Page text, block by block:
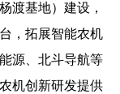
渡基地）建设，
，拓展智能农机
源、北斗导航等
机创新研发提供